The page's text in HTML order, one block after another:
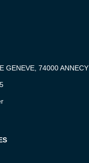
GENEVE, 74000 ANNECY